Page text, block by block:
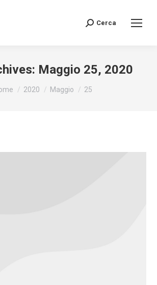
Search:
Cerca
Maggio 25, 2020
are here:
2020 Maggio 25